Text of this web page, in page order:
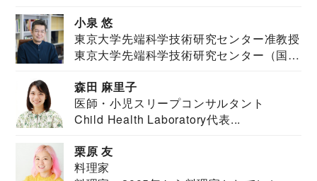
小泉 悠
東京大学先端科学技術研究センター准教授
東京大学先端科学技術研究センター（国際
森田 麻里子
医師・小児スリープコンサルタント
Child Health Laboratory代表...
栗原 友
料理家